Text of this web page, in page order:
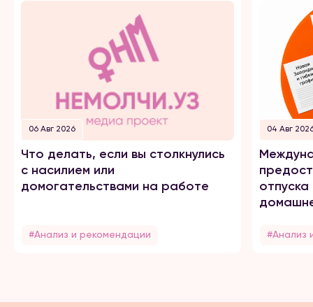
06 Авг 2026
Что делать, если вы столкнулись
с насилием или
домогательствами на работе
#Анализ и рекомендации
04 Авг
#Анализ